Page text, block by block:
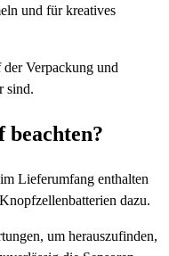
und für kreatives
Verpackung und
sind.
beachten?
Lieferumfang enthalten
dazu.
um herauszufinden,